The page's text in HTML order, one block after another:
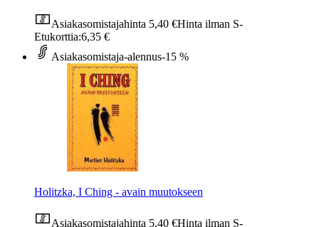
Asiakasomistajahinta 5,40 €Hinta ilman S-
Etukorttia:6,35 €
Asiakasomistaja-alennus-15 %
Holitzka, I Ching - avain muutokseen
Asiakasomistajahinta 5,40 €Hinta ilman S-